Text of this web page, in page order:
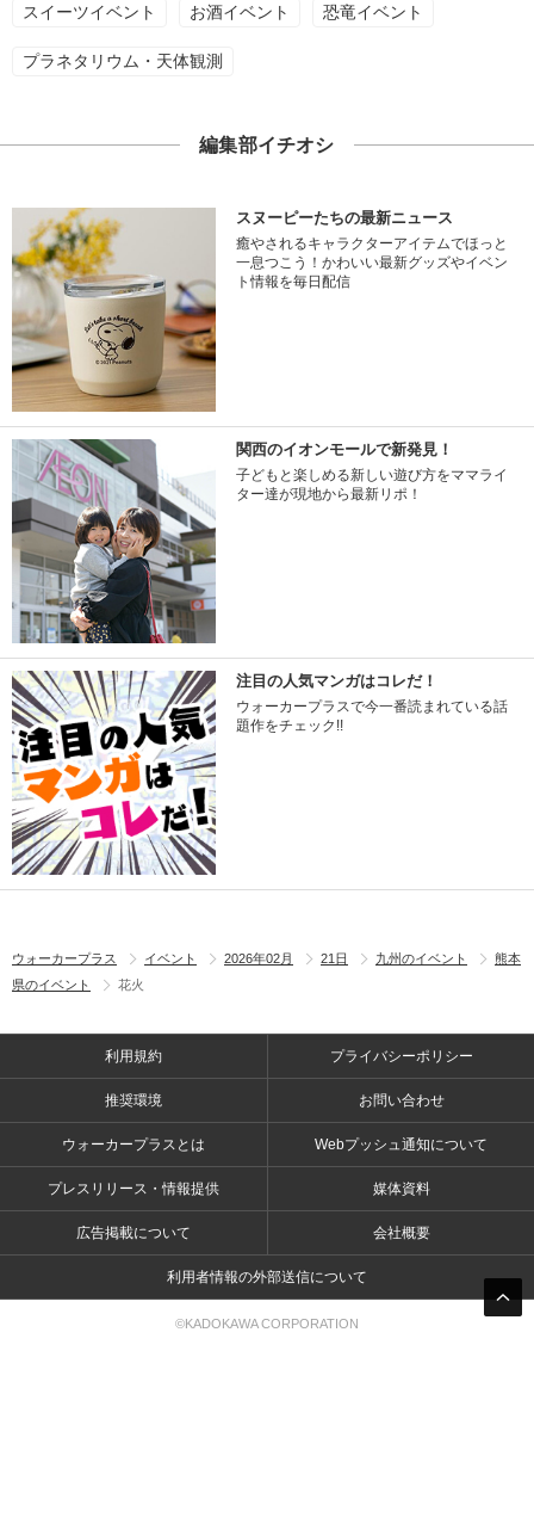
スイーツイベント お酒イベント 恐竜イベント
プラネタリウム・天体観測
編集部イチオシ
スヌーピーたちの最新ニュース
癒やされるキャラクターアイテムでほっと
一息つこう！かわいい最新グッズやイベン
ト情報を毎日配信
関西のイオンモールで新発見！
子どもと楽しめる新しい遊び方をママライ
ター達が現地から最新リポ！
注目の人気マンガはコレだ！
ウォーカープラスで今一番読まれている話
題作をチェック!!
ウォーカープラス イベント 2026年02月 21日 九州のイベント
熊本
県のイベント
花火
利用規約 プライバシーポリシー
推奨環境 お問い合わせ
ウォーカープラスとは Webプッシュ通知について
プレスリリース・情報提供 媒体資料
広告掲載について 会社概要
利用者情報の外部送信について
©KADOKAWA CORPORATION